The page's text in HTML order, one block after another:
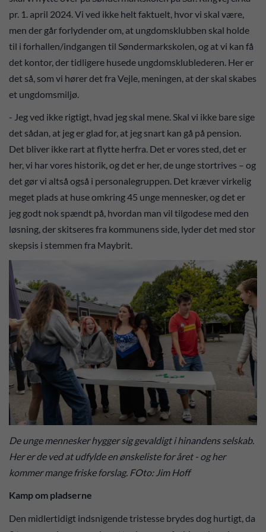
pr. 1. april 2024. Vi ved ikke helt faktuelt, hvor vi skal være,
men der går forlydender om, at ungdomsklubben skal holde
til i forhallen/indgangen til Søndermarkskolen, og at vi kan få
det kontor, der tidligere husede ungdomsklublederen. Her er
det så, som vi hører det fra Vejle, meningen, at der skal skabes
et ungdomsmiljø.
- Jeg ved ikke rigtigt, hvad jeg skal mene. Skal vi ikke bare sige
det sådan, at jeg er glad for, at jeg snart kan gå på pension.
Det bliver ikke rart at flytte herfra. Det er vores sted, det er
her, vi har vores historik, og det er her, de unge stortrives – og
det gør vi altså også i personalegruppen. Det kræver virkelig
meget plads at huse omkring 45 unge mennesker, og det er
jeg godt nok spændt på, hvordan man vil tilgodese med den
løsning, der skitseres fra kommunens side, lyder det med stor
skepsis i stemmen fra Maybrit.
De unge mennesker hygger sig gevaldigt i hinandens selskab.
Her er de ved at udfylde en ønskeliste for året - og her
kommer mange friske forslag. FOto: Jim Hoff
Kamp om pladserne
Den midlertidigt indsnigende tristesse brydes dog hurtigt, da